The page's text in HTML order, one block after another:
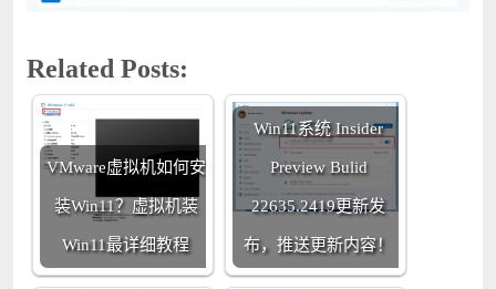
Related Posts:
VMware虚拟机如何安
装Win11？虚拟机装
Win11最详细教程
Win11系统 Insider
Preview Bulid
22635.2419更新发
布，推送更新内容！